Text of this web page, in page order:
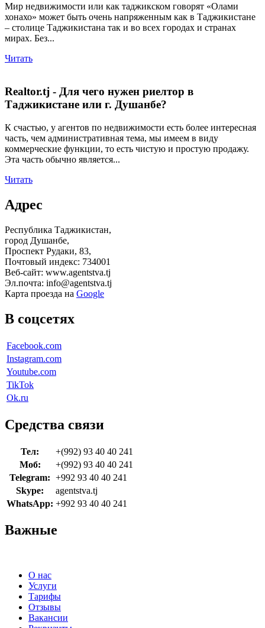
Мир недвижимости или как таджикском говорят «Олами
хонахо» может быть очень напряженным как в Таджикистане
– столице Таджикистана так и во всех городах и странах
мирах. Без...
Читать
Realtor.tj - Для чего нужен риелтор в
Таджикистане или г. Душанбе?
К счастью, у агентов по недвижимости есть более интересная
часть, чем административная тема, мы имеем в виду
коммерческие функции, то есть чистую и простую продажу.
Эта часть обычно является...
Читать
Адрес
Республика Таджикистан,
город Душанбе,
Проспект Рудаки, 83,
Почтовый индекс: 734001
Веб-сайт: www.agentstva.tj
Эл.почта: info@agentstva.tj
Карта проезда на Google
В соцсетях
Facebook.com
Instagram.com
Youtube.com
TikTok
Ok.ru
Средства связи
Тел:
+(992) 93 40 40 241
Моб:
+(992) 93 40 40 241
Telegram: +992 93 40 40 241
Skype:
agentstva.tj
WhatsApp: +992 93 40 40 241
Важные
О нас
Услуги
Тарифы
Отзывы
Вакансии